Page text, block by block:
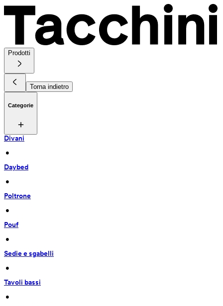
Prodotti
Torna indietro
Categorie
Divani
•
Daybed
•
Poltrone
•
Pouf
•
Sedie e sgabelli
•
Tavoli bassi
•